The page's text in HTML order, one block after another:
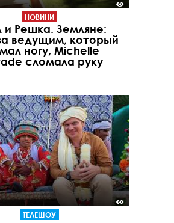
НОВИНИ
и Решка. Земляне:
ведущим, который
ногу, Michelle
сломала руку
ТЕЛЕШОУ